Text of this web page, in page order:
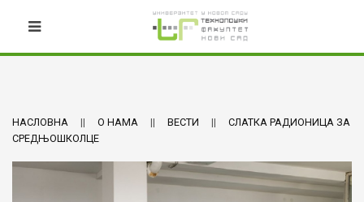
НАСЛОВНА О НАМА ВЕСТИ
СЛАТКА РАДИОНИЦА ЗА
СРЕДЊОШКОЛЦЕ